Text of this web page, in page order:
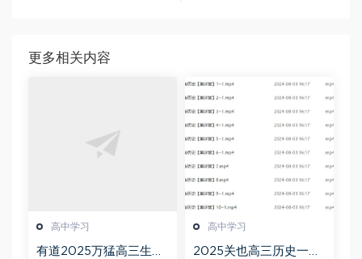
更多相关内容
高中学习
有道2025万猛高三生物
高中学习
2025关也高三历史一轮